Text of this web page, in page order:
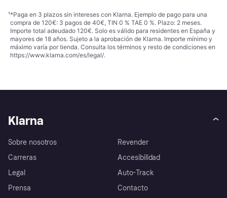
¹*Paga en 3 plazos sin intereses con Klarna. Ejemplo de pago para una
compra de 120€: 3 pagos de 40€, TIN 0 % TAE 0 %. Plazo: 2 meses.
Importe total adeudado 120€. Solo es válido para residentes en España y
mayores de 18 años. Sujeto a la aprobación de Klarna. Importe mínimo y
máximo varía por tienda. Consulta los términos y resto de condiciones en
https://www.klarna.com/es/legal/.
Klarna
Sobre nosotros
Carreras
Legal
Prensa
Revender
Accesibilidad
Auto-Track
Contacto